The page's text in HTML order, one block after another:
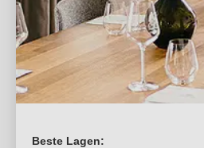
Beste Lagen: